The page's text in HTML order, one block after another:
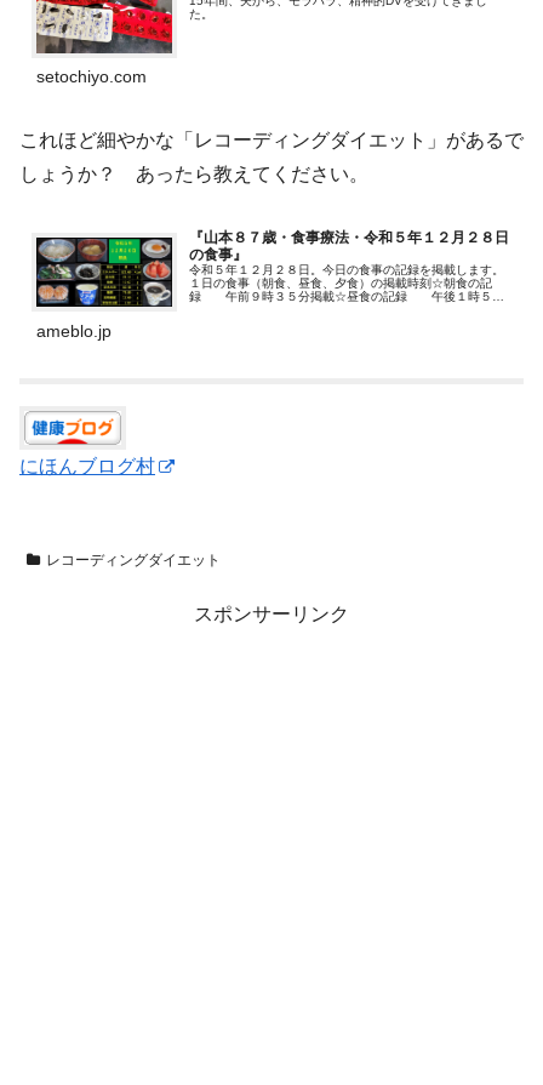
た。
setochiyo.com
これほど細やかな「レコーディングダイエット」があるで
しょうか？ あったら教えてください。
『山本８７歳・食事療法・令和５年１２月２８日
の食事』
令和５年１２月２８日。今日の食事の記録を掲載します。
１日の食事（朝食、昼食、夕食）の掲載時刻☆朝食の記
録 午前９時３５分掲載☆昼食の記録 午後１時５０
ameblo.jp
にほんブログ村
レコーディングダイエット
スポンサーリンク